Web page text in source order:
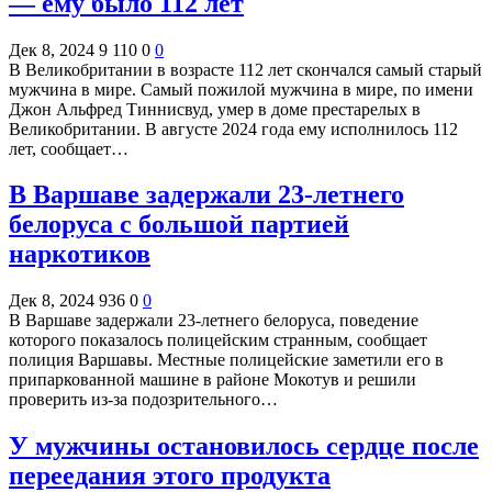
Дек 8, 2024 9 110 0 0
В Великобритании в возрасте 112 лет скончался самый старый
мужчина в мире. Самый пожилой мужчина в мире, по имени
Джон Альфред Тиннисвуд, умер в доме престарелых в
Великобритании. В августе 2024 года ему исполнилось 112
лет, сообщает…
В Варшаве задержали 23-летнего
белоруса с большой партией
наркотиков
Дек 8, 2024 936 0 0
В Варшаве задержали 23-летнего белоруса, поведение
которого показалось полицейским странным, сообщает
полиция Варшавы. Местные полицейские заметили его в
припаркованной машине в районе Мокотув и решили
проверить из-за подозрительного…
У мужчины остановилось сердце после
переедания этого продукта